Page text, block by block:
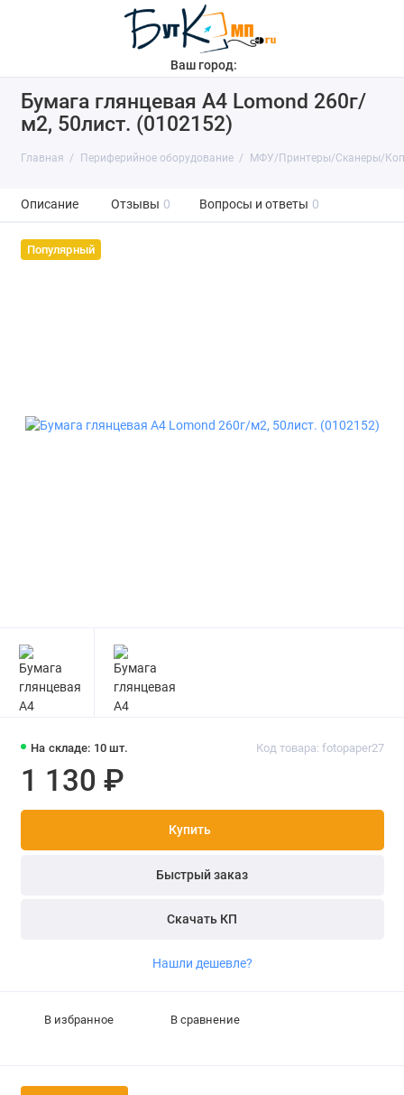
Ваш город:
Бумага глянцевая A4 Lomond 260г/
м2, 50лист. (0102152)
Главная Периферийное оборудование МФУ/Принтеры/Сканеры/
Описание Отзывы 0 Вопросы и ответы 0
Популярный
На складе: 10 шт. Код товара: fotopaper27
1 130 ₽
Купить
Быстрый заказ
Скачать КП
Нашли дешевле?
В избранное В сравнение